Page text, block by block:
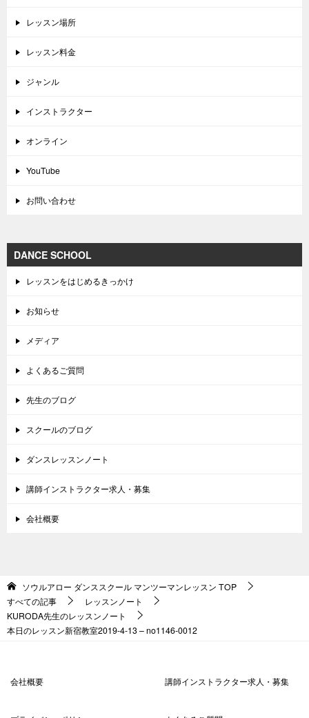
レッスン場所
レッスン料金
ジャンル
インストラクター
オンライン
YouTube
お問い合わせ
DANCE SCHOOL
レッスンをはじめるきっかけ
お知らせ
メディア
よくあるご質問
先生のブログ
スクールのブログ
ダンスレッスンノート
講師インストラクター求人・募集
会社概要
ソウルアロー ダンススクール マンツーマンレッスン TOP
すべての記事
レッスンノート
KURODA先生のレッスンノート
本日のレッスン新宿教室2019-4-13 – no1146-0012
会社概要 講師インストラクター求人・募集